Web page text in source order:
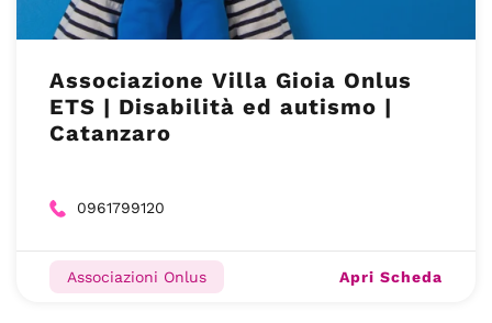
Associazione Villa Gioia Onlus
ETS | Disabilità ed autismo |
Catanzaro
0961799120
Associazioni Onlus Apri Scheda